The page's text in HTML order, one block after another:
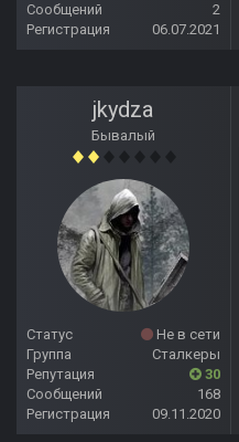
Сообщений
2
Регистрация
06.07.2021
jkydza
Бывалый
Статус
Не в сети
Группа
Сталкеры
Репутация
30
Сообщений
168
Регистрация
09.11.2020